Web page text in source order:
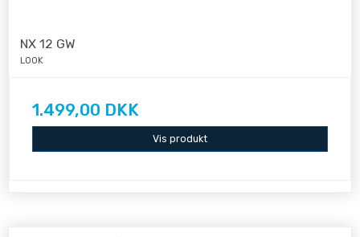
NX 12 GW
LOOK
1.499,00 DKK
Vis produkt